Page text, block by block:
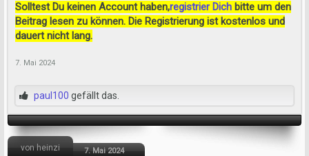
Solltest Du keinen Account haben,registrier Dich bitte um den
Beitrag lesen zu können. Die Registrierung ist kostenlos und
dauert nicht lang.
7. Mai 2024
paul100 gefällt das.
von heinzi 7. Mai 2024